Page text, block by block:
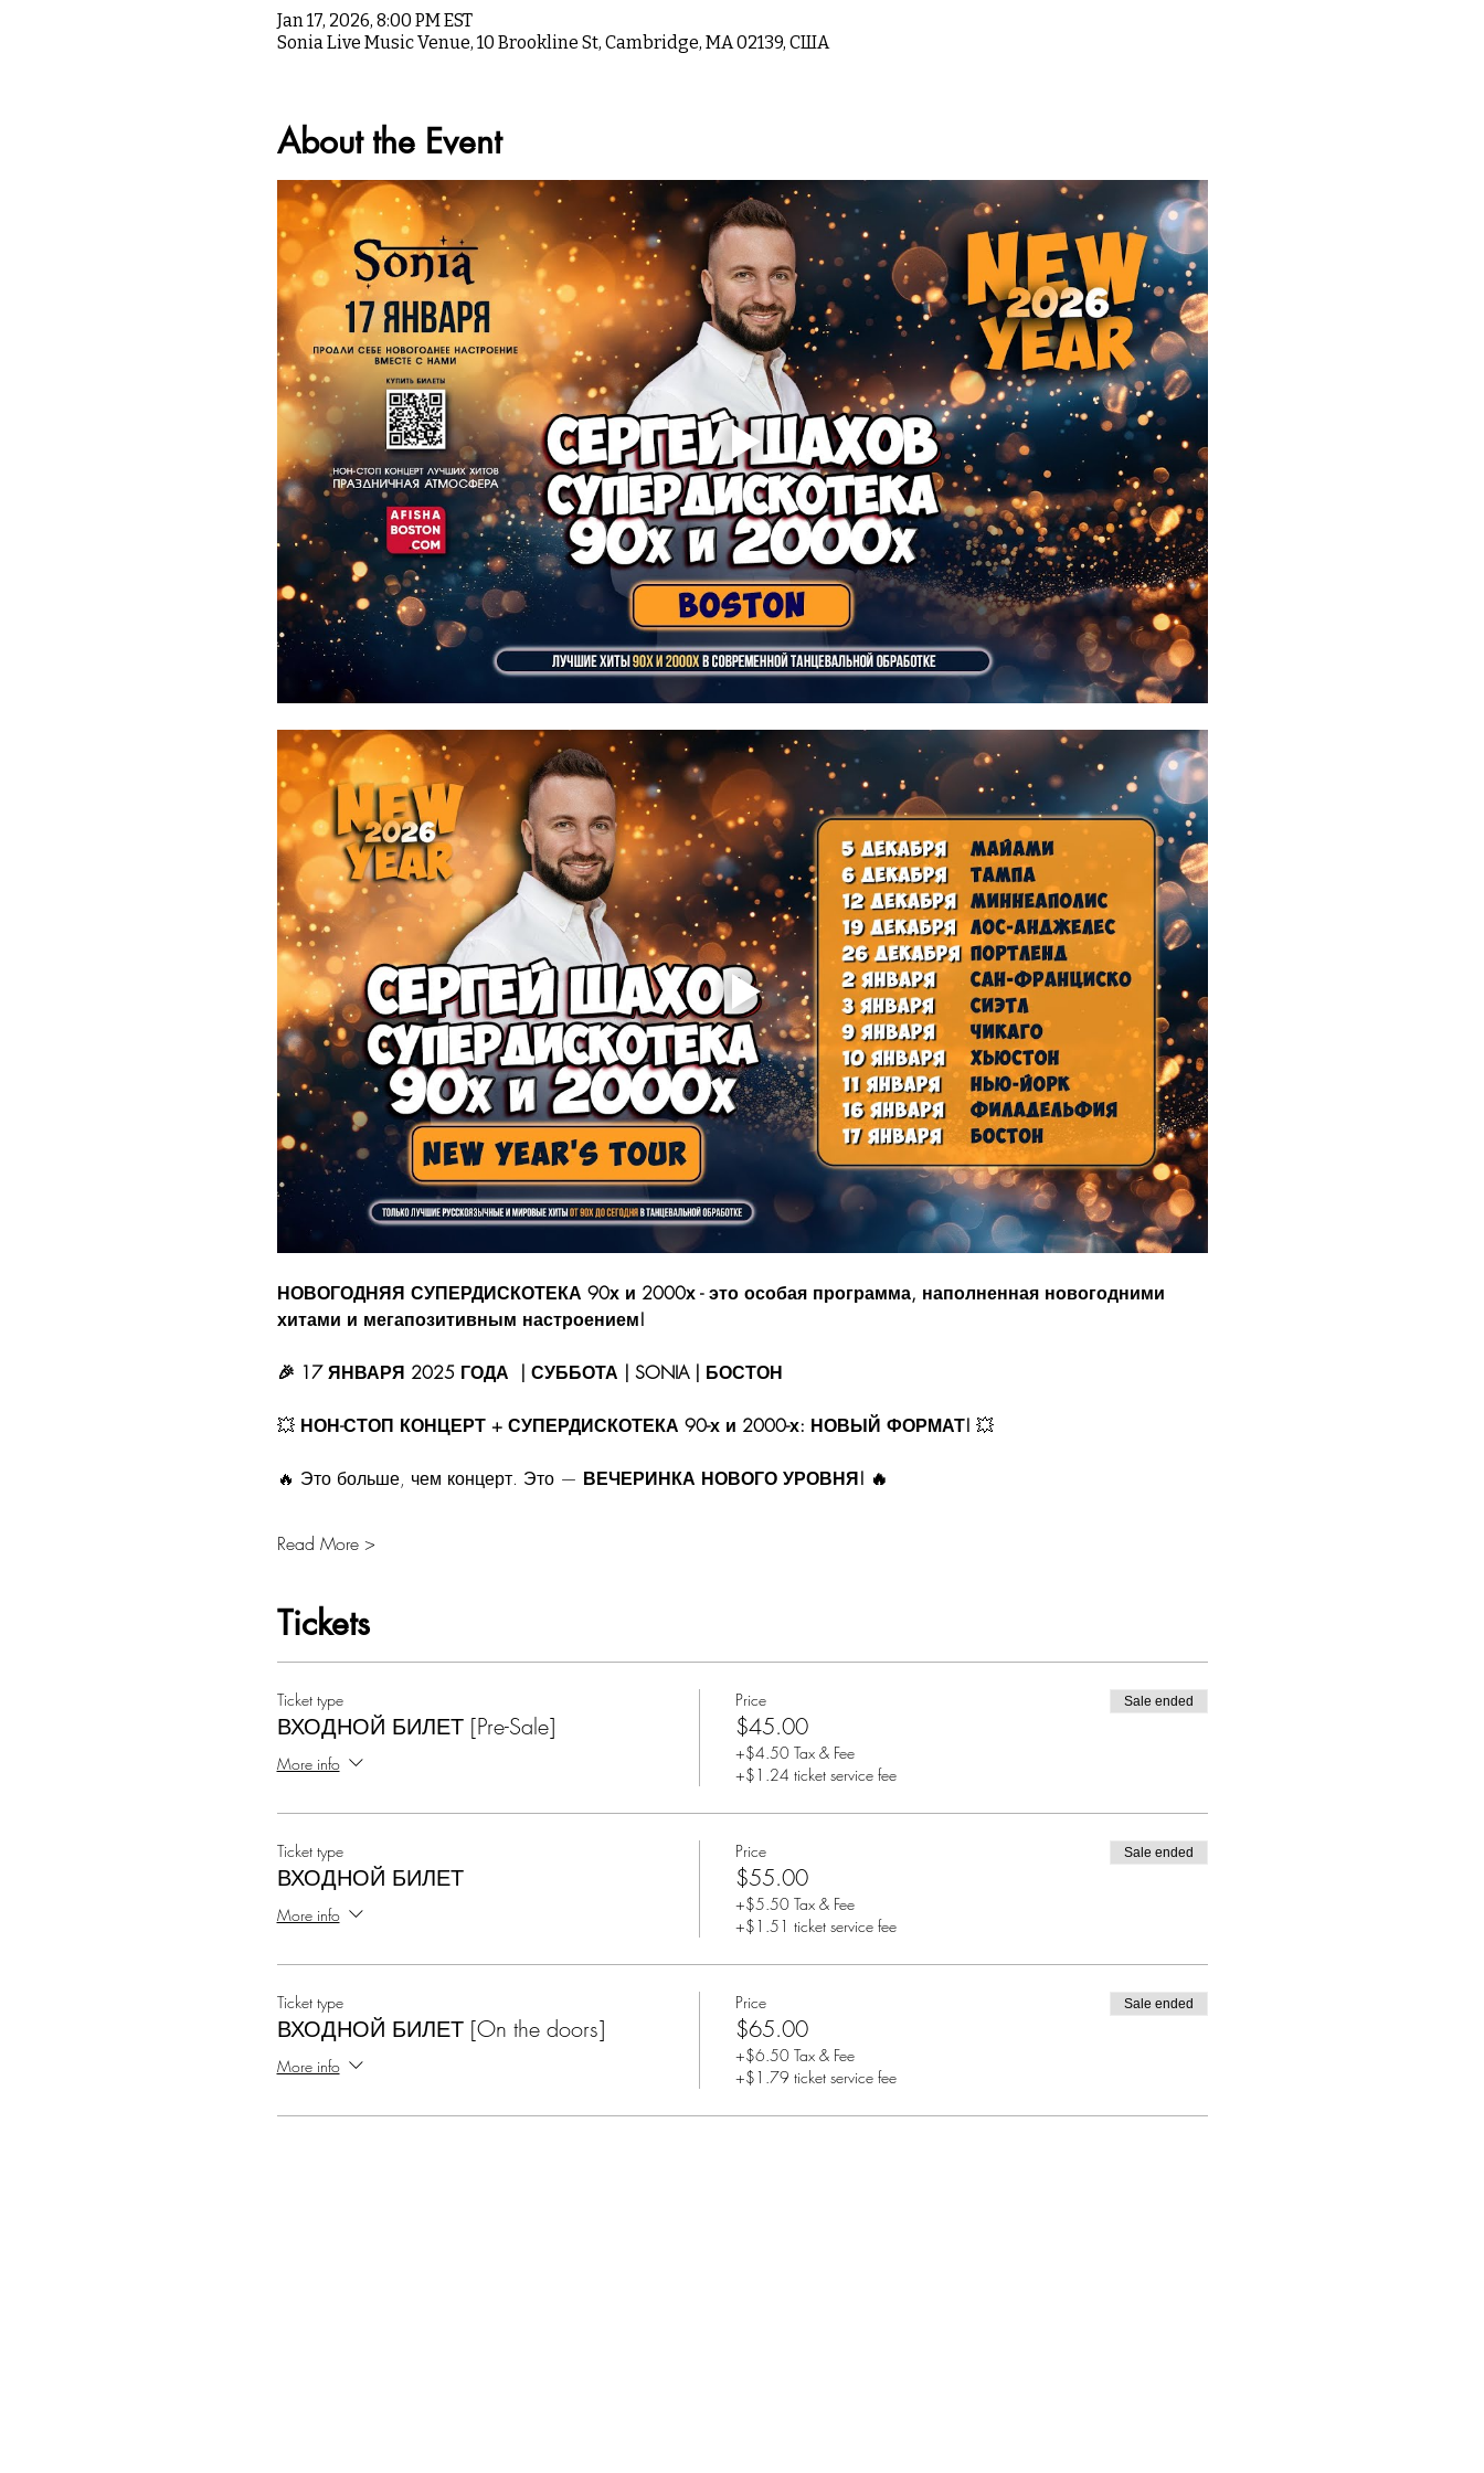
Jan 17, 2026, 8:00 PM EST
Sonia Live Music Venue, 10 Brookline St, Cambridge, MA 02139, США
About the Event
НОВОГОДНЯЯ СУПЕРДИСКОТЕКА 90х и 2000х - это особая программа, наполненная новогодними
хитами и мегапозитивным настроением!
🎉 17 ЯНВАРЯ 2025 ГОДА  | СУББОТА | SONIA | БОСТОН
💥 НОН-СТОП КОНЦЕРТ + СУПЕРДИСКОТЕКА 90-х и 2000-х: НОВЫЙ ФОРМАТ! 💥
🔥 Это больше, чем концерт. Это — ВЕЧЕРИНКА НОВОГО УРОВНЯ! 🔥
Read More >
Tickets
Ticket type
ВХОДНОЙ БИЛЕТ [Pre-Sale]
More info
Price
$45.00
+$4.50 Tax & Fee
+$1.24 ticket service fee
Sale ended
Ticket type
ВХОДНОЙ БИЛЕТ
More info
Price
$55.00
+$5.50 Tax & Fee
+$1.51 ticket service fee
Sale ended
Ticket type
ВХОДНОЙ БИЛЕТ [On the doors]
More info
Price
$65.00
+$6.50 Tax & Fee
+$1.79 ticket service fee
Sale ended